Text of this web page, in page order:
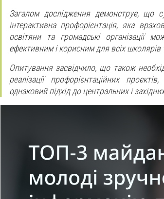
Загалом дослідження демонструє, що
інтерактивна профорієнтація, яка
освітяни та громадські організації
ефективним і корисним для всіх
Опитування засвідчило, що також
реалізації профорієнтаційних
однаковий підхід до центральних і